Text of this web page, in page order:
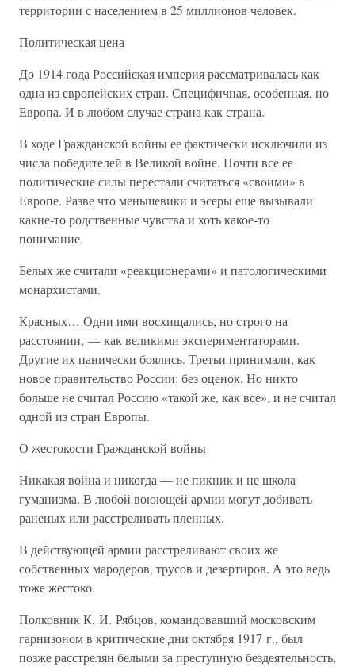
территории с населением в 25 миллионов человек.
Политическая цена
До 1914 года Российская империя рассматривалась как
одна из европейских стран. Специфичная, особенная, но
Европа. И в любом случае страна как страна.
В ходе Гражданской войны ее фактически исключили из
числа победителей в Великой войне. Почти все ее
политические силы перестали считаться «своими» в
Европе. Разве что меньшевики и эсеры еще вызывали
какие-то родственные чувства и хоть какое-то
понимание.
Белых же считали «реакционерами» и патологическими
монархистами.
Красных… Одни ими восхищались, но строго на
расстоянии, — как великими экспериментаторами.
Другие их панически боялись. Третьи принимали, как
новое правительство России: без оценок. Но никто
больше не считал Россию «такой же, как все», и не считал
одной из стран Европы.
О жестокости Гражданской войны
Никакая война и никогда — не пикник и не школа
гуманизма. В любой воюющей армии могут добивать
раненых или расстреливать пленных.
В действующей армии расстреливают своих же
собственных мародеров, трусов и дезертиров. А это ведь
тоже жестоко.
Полковник К. И. Рябцов, командовавший московским
гарнизоном в критические дни октября 1917 г., был
позже расстрелян белыми за преступную бездеятельность,